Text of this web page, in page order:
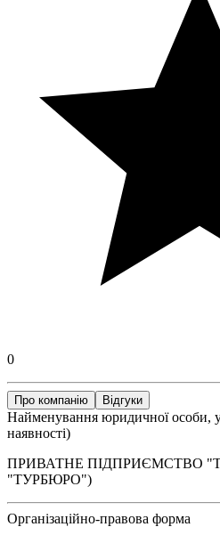
0
Про компанію Відгуки
Найменування юридичної особи, у
наявності)
ПРИВАТНЕ ПІДПРИЄМСТВО
"ТУРБЮРО")
Організаційно-правова форма